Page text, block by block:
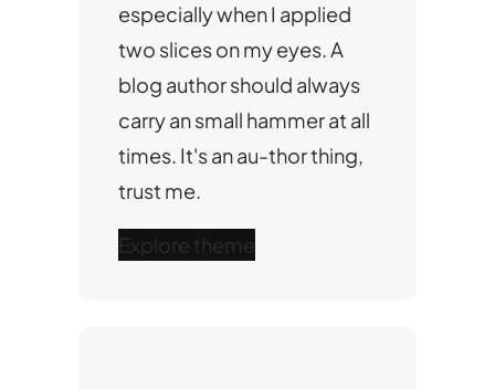
especially when I applied
two slices on my eyes. A
blog author should always
carry an small hammer at all
times. It's an au-thor thing,
trust me.
Explore theme